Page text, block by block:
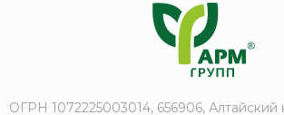
ОГРН 1072225003014, 656906, Алтайский